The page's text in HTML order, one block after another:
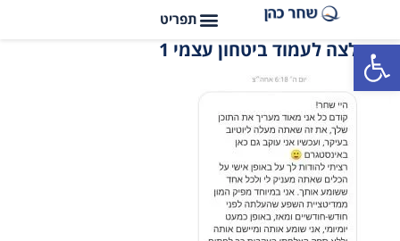
פתח סרגל נגישות
המלצה לעמוד ביטחון עצמי 1